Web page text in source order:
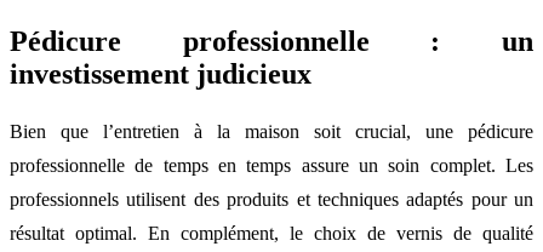
Pédicure professionnelle : un
investissement judicieux
Bien que l’entretien à la maison soit crucial, une pédicure
professionnelle de temps en temps assure un soin complet. Les
professionnels utilisent des produits et techniques adaptés pour un
résultat optimal. En complément, le choix de vernis de qualité